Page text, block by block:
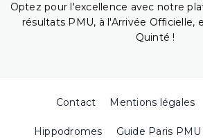
Optez pour l'excellence avec notre
résultats PMU, à l'Arrivée Officielle,
Quinté !
Contact Mentions légales
Hippodromes Guide Paris PMU